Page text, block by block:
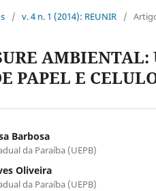
/ v. 4 n. 1 (2014): REUNIR /
AMBIENTAL:
PAPEL E
Barbosa
da Paraíba (UEPB)
Oliveira
da Paraíba (UEPB)